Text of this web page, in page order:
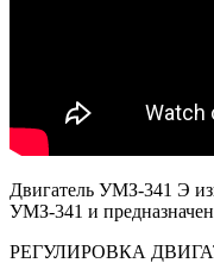
Двигатель УМЗ-341 Э
УМЗ-341 и предназначен
РЕГУЛИРОВКА